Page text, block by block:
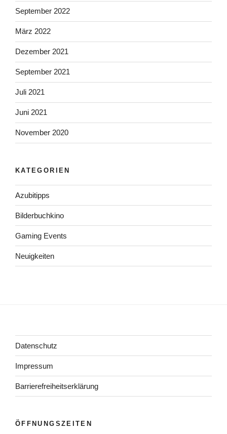
September 2022
März 2022
Dezember 2021
September 2021
Juli 2021
Juni 2021
November 2020
KATEGORIEN
Azubitipps
Bilderbuchkino
Gaming Events
Neuigkeiten
Datenschutz
Impressum
Barrierefreiheitserklärung
ÖFFNUNGSZEITEN